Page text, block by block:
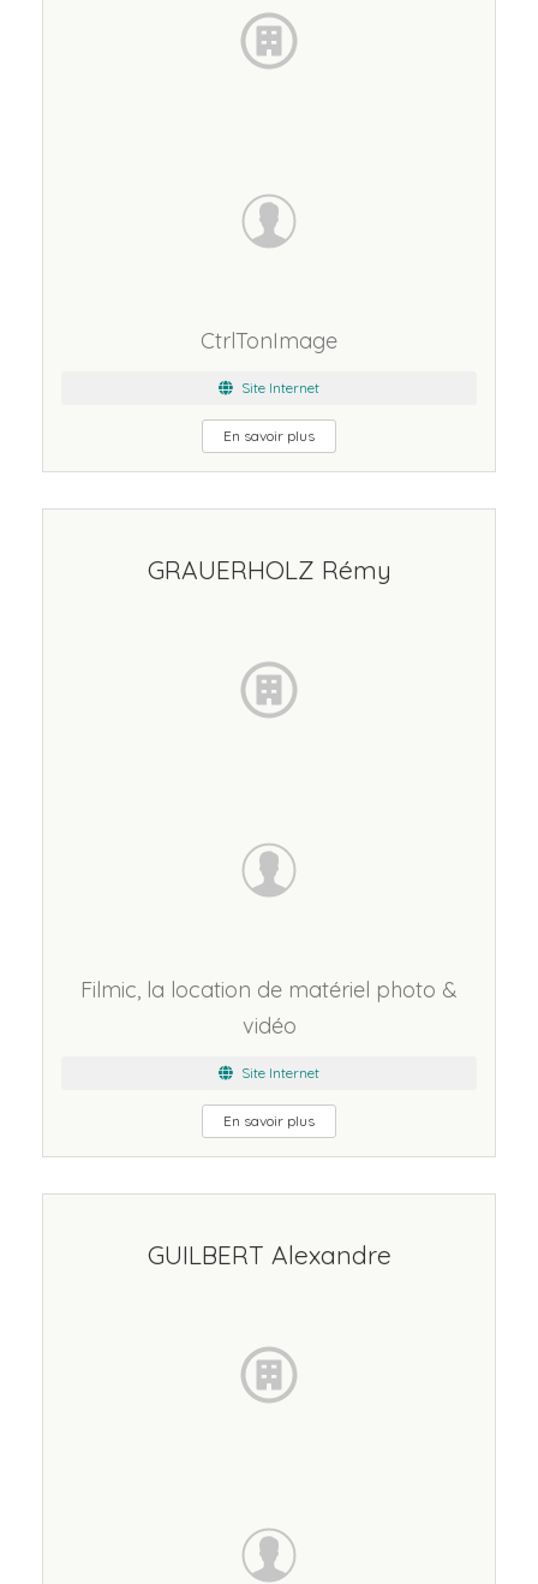
CtrlTonImage
Site Internet
En savoir plus
GRAUERHOLZ Rémy
Filmic, la location de matériel photo &
vidéo
Site Internet
En savoir plus
GUILBERT Alexandre